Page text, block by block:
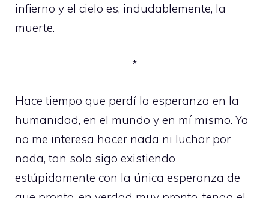
infierno y el cielo es, indudablemente, la
muerte.
*
Hace tiempo que perdí la esperanza en la
humanidad, en el mundo y en mí mismo. Ya
no me interesa hacer nada ni luchar por
nada, tan solo sigo existiendo
estúpidamente con la única esperanza de